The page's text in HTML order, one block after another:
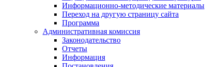
Информационно-методические материалы
Переход на другую страницу сайта
Программа
Административная комиссия
Законодательство
Отчеты
Информация